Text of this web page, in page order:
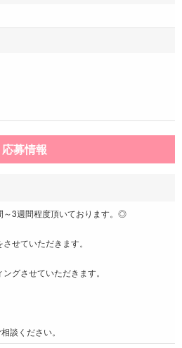
応募情報
3週間程度頂いております。◎
せていただきます。
グさせていただきます。
談ください。